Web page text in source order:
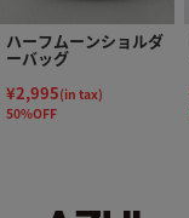
ハーフムーンショルダ
ーバッグ
¥2,995(in tax)
50%OFF